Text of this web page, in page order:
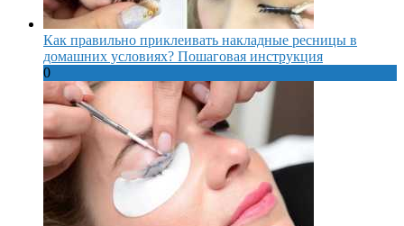
Как правильно приклеивать накладные ресницы в
домашних условиях? Пошаговая инструкция
0